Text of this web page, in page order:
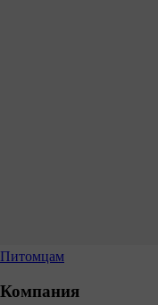
Питомцам
Компания